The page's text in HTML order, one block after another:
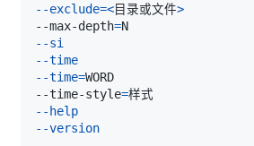
--exclude=<目录或文件>
--max-depth=N
--si
--time
--time=
--time-style=样式
--help
--version